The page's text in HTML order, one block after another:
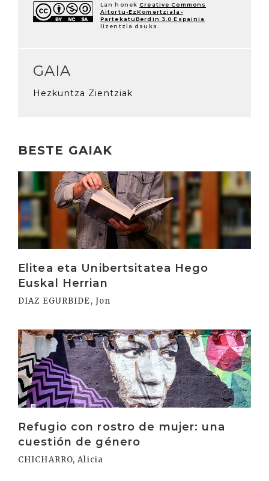
Lan honek Creative Commons
Aitortu-EzKomertziala-
PartekatuBerdin 3.0 Espainia
lizentzia dauka.
GAIA
Hezkuntza Zientziak
BESTE GAIAK
Elitea eta Unibertsitatea Hego
Euskal Herrian
DIAZ EGURBIDE, Jon
Irakurri
Refugio con rostro de mujer: una
cuestión de género
CHICHARRO, Alicia
Irakurri